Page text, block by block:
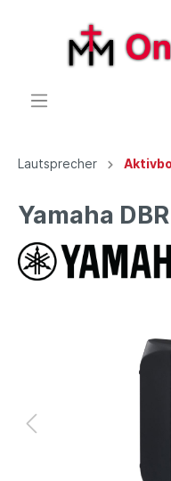
Lautsprecher
Yamaha